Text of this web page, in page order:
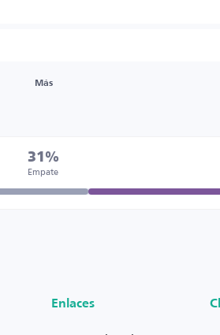
Más
31%
Empate
Enlaces